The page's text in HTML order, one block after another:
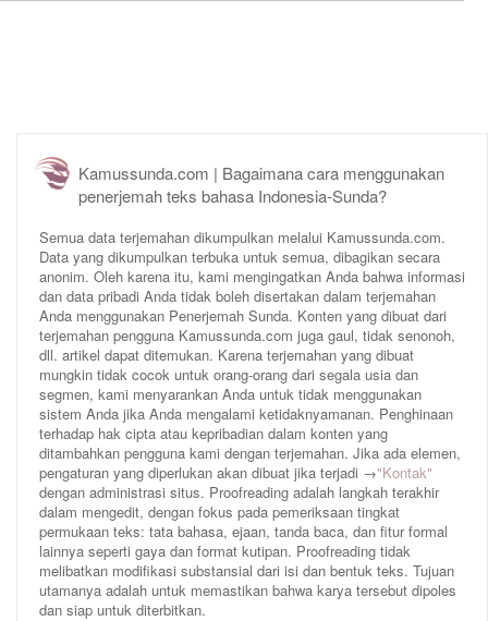
Kamussunda.com | Bagaimana cara menggunakan
penerjemah teks bahasa Indonesia-Sunda?
Semua data terjemahan dikumpulkan melalui Kamussunda.com.
Data yang dikumpulkan terbuka untuk semua, dibagikan secara
anonim. Oleh karena itu, kami mengingatkan Anda bahwa informasi
dan data pribadi Anda tidak boleh disertakan dalam terjemahan
Anda menggunakan Penerjemah Sunda. Konten yang dibuat dari
terjemahan pengguna Kamussunda.com juga gaul, tidak senonoh,
dll. artikel dapat ditemukan. Karena terjemahan yang dibuat
mungkin tidak cocok untuk orang-orang dari segala usia dan
segmen, kami menyarankan Anda untuk tidak menggunakan
sistem Anda jika Anda mengalami ketidaknyamanan. Penghinaan
terhadap hak cipta atau kepribadian dalam konten yang
ditambahkan pengguna kami dengan terjemahan. Jika ada elemen,
pengaturan yang diperlukan akan dibuat jika terjadi →"Kontak"
dengan administrasi situs. Proofreading adalah langkah terakhir
dalam mengedit, dengan fokus pada pemeriksaan tingkat
permukaan teks: tata bahasa, ejaan, tanda baca, dan fitur formal
lainnya seperti gaya dan format kutipan. Proofreading tidak
melibatkan modifikasi substansial dari isi dan bentuk teks. Tujuan
utamanya adalah untuk memastikan bahwa karya tersebut dipoles
dan siap untuk diterbitkan.